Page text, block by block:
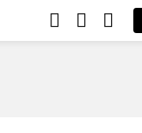
FOLLOWSEARCHLOGIN